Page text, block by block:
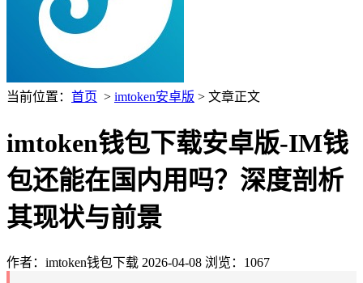
当前位置： 首页 > imtoken安卓版 > 文章正文
imtoken钱包下载安卓版-IM钱
包还能在国内用吗？深度剖析
其现状与前景
作者：imtoken钱包下载 2026-04-08 浏览：1067